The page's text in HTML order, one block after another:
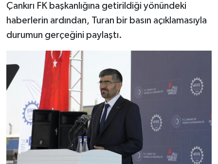
Çankırı FK başkanlığına getirildiği yönündeki
haberlerin ardından, Turan bir basın açıklamasıyla
durumun gerçeğini paylaştı.